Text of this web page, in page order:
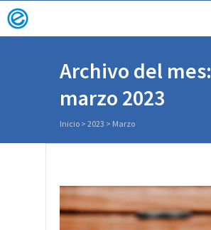
Archivo del mes:
marzo 2023
Inicio > 2023 > Marzo